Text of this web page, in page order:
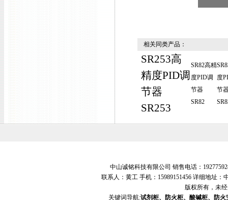
相关同类产品：
SR253高
精度PID调
节器
SR253
SR82高精
度PID调
节器
SR82
度
节
中山诚铭科技有限公司 销售电话：
联系人：黄工 手机：15989151456 详细地址
版权所有，未
关键词导航:试剂柜、防火柜、酸碱柜、防